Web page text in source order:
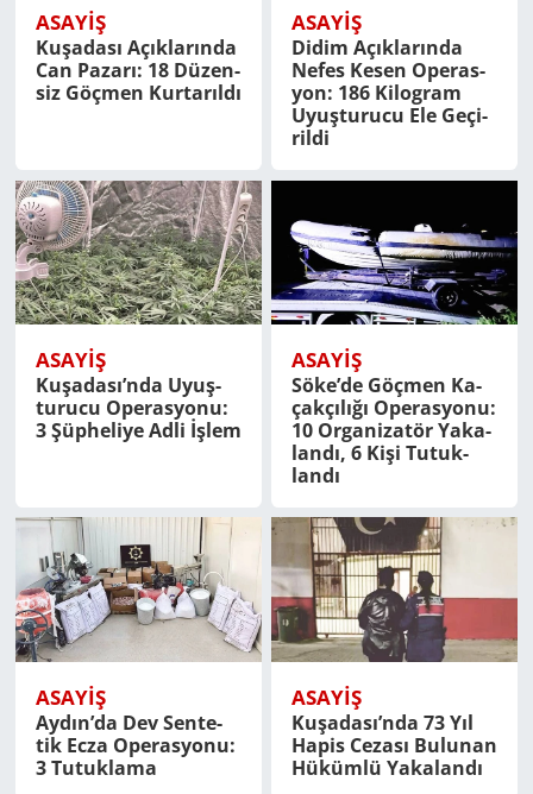
ASAYİŞ
Ku­şa­da­sı Açık­la­rın­da
Can Pa­za­rı: 18 Dü­zen­
siz Göç­men Kur­ta­rıl­dı
ASAYİŞ
Didim Açık­la­rın­da
Nefes Kesen Ope­ras­
yon: 186 Ki­log­ram
Uyuş­tu­ru­cu Ele Ge­çi­
ril­di
ASAYİŞ
Ku­şa­da­sı’nda Uyuş­
tu­ru­cu Ope­ras­yo­nu:
3 Şüp­he­li­ye Adli İşlem
ASAYİŞ
Söke’de Göç­men Ka­
çak­çı­lı­ğı Ope­ras­yo­nu:
10 Or­ga­ni­za­tör Ya­ka­
lan­dı, 6 Kişi Tu­tuk­
lan­dı
ASAYİŞ
Aydın’da Dev Sen­te­
tik Ecza Ope­ras­yo­nu:
3 Tu­tuk­la­ma
ASAYİŞ
Ku­şa­da­sı’nda 73 Yıl
Hapis Ce­za­sı Bu­lu­nan
Hü­küm­lü Ya­ka­lan­dı
SPOR
Yerel